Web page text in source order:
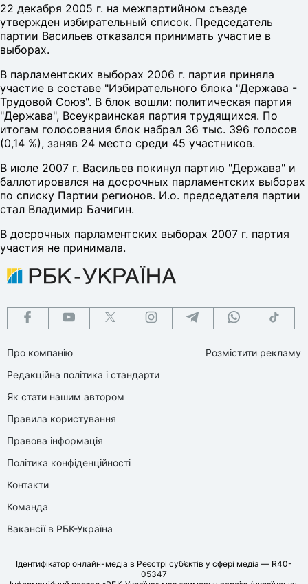
22 декабря 2005 г. на межпартийном съезде
утвержден избирательный список. Председатель
партии Васильев отказался принимать участие в
выборах.
В парламентских выборах 2006 г. партия приняла
участие в составе "Избирательного блока "Держава -
Трудовой Союз". В блок вошли: политическая партия
"Держава", Всеукраинская партия трудящихся. По
итогам голосования блок набрал 36 тыс. 396 голосов
(0,14 %), заняв 24 место среди 45 участников.
В июле 2007 г. Васильев покинул партию "Держава" и
баллотировался на досрочных парламентских выборах
по списку Партии регионов. И.о. председателя партии
стал Владимир Бачигин.
В досрочных парламентских выборах 2007 г. партия
участия не принимала.
Про компанію
Редакційна політика і стандарти
Як стати нашим автором
Правила користування
Правова інформація
Політика конфіденційності
Контакти
Команда
Вакансії в РБК-Україна
Розмістити рекламу
Ідентифікатор онлайн-медіа в Реєстрі суб’єктів у сфері медіа — R40-
05347